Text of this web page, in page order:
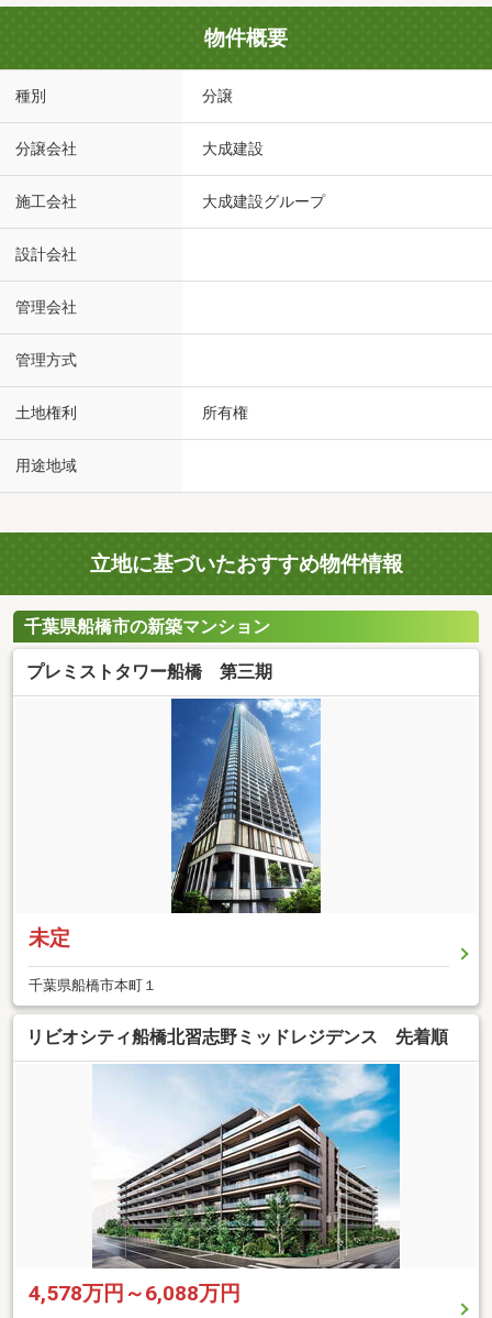
物件概要
種別 分譲
分譲会社 大成建設
施工会社 大成建設グループ
設計会社
管理会社
管理方式
土地権利 所有権
用途地域
立地に基づいたおすすめ物件情報
千葉県船橋市の新築マンション
プレミストタワー船橋 第三期
未定
千葉県船橋市本町１
リビオシティ船橋北習志野ミッドレジデンス 先着順
4,578万円～6,088万円